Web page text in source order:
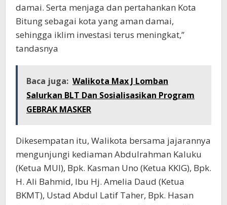
damai. Serta menjaga dan pertahankan Kota
Bitung sebagai kota yang aman damai,
sehingga iklim investasi terus meningkat,”
tandasnya
Baca juga: Walikota Max J Lomban
Salurkan BLT Dan Sosialisasikan Program
GEBRAK MASKER
Dikesempatan itu, Walikota bersama jajarannya
mengunjungi kediaman Abdulrahman Kaluku
(Ketua MUI), Bpk. Kasman Uno (Ketua KKIG), Bpk.
H. Ali Bahmid, Ibu Hj. Amelia Daud (Ketua
BKMT), Ustad Abdul Latif Taher, Bpk. Hasan